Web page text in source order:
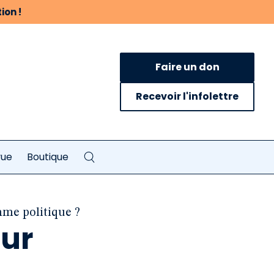
!
Faire un don
Recevoir l'infolettre
Boutique
politique ?